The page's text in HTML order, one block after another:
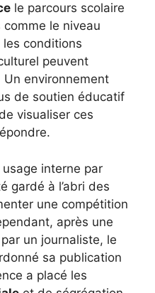
le parcours scolaire
comme le niveau
les conditions
peuvent
Un environnement
de soutien éducatif
visualiser ces
interne par
gardé à l’abri des
une compétition
après une
un journaliste, le
sa publication
a placé les